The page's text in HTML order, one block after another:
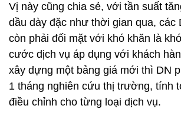
Vị này cũng chia sẻ, với tần suất
dầu dày đặc như thời gian qua, các
còn phải đối mặt với khó khăn là
cước dịch vụ áp dụng với khách
xây dựng một bảng giá mới thì DN
1 tháng nghiên cứu thị trường, tính
điều chỉnh cho từng loại dịch vụ.